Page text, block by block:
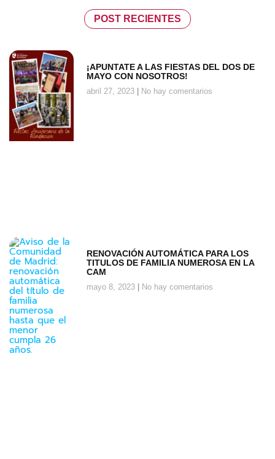
POST RECIENTES
¡APUNTATE A LAS FIESTAS DEL DOS DE
MAYO CON NOSOTROS!
abril 27, 2023 No hay comentarios
RENOVACIÓN AUTOMÁTICA PARA LOS
TITULOS DE FAMILIA NUMEROSA EN LA
CAM
mayo 8, 2023 No hay comentarios